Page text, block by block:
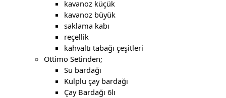
kavanoz küçük
kavanoz büyük
saklama kabı
reçellik
kahvaltı tabağı çeşitleri
Ottimo Setinden;
Su bardağı
Kulplu çay bardağı
Çay Bardağı 6lı